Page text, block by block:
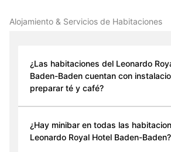
Alojamiento & Servicios de Habitaciones
¿Las habitaciones del Leonardo
Baden-Baden cuentan con
preparar té y café?
¿Hay minibar en todas las
Leonardo Royal Hotel Baden-Baden?